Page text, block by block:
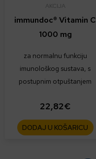
AKCIJA
immundoc® Vitamin C
1000 mg
za normalnu funkciju
imunološkog sustava, s
postupnim otpuštanjem
22,82€
DODAJ U KOŠARICU